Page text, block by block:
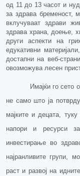
од 11 до 13 часот и
за здрава бременост,
вклучуваат здрави
здрава храна, доење,
други аспекти на
едукативни
достапни на веб-
овозможува лесен
Имајќи го сето
не само што ја
мајките и децата,
напори и ресурси
инвестирање во
најранливите групи,
раст и развој на